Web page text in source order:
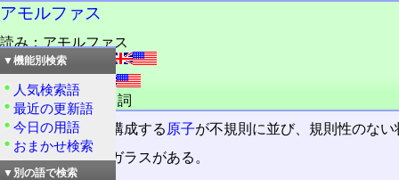
アモルファス
読み：アモルファス
外語：amorphous
発音：əmɔ́:rfəs
品詞：形容動詞,名詞
非結晶。物質 を構成する 原子が不規則に並び、規則性のな
代表的なものにガラスがある。
▼機能別検索
人気検索語
最近の更新語
今日の用語
おまかせ検索
▼別の語で検索